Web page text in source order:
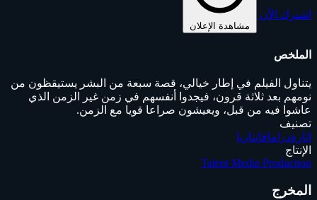
اشترك الآن
مشاهدة الإعلان
الملخص
يتناول الفيلم في إطار خيالي، قصة سبعة من البشر يستيقظون من
نومهم بعد ثلاثة قرون، فيجدوا أنفسهم في زمن غير الزمن الذي
عاشوا فيه من قبل، ويعيشون صراعا قويا مع الزمن.
تصنيف
إثارةدرامافانتازيا
الإنتاج
Talent Media Production
المخرج